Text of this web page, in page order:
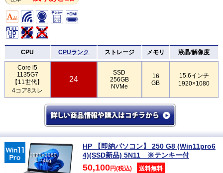
CPU CPUランク ストレージ メモリ 液晶/解像度
Core i5
1135G7
【11世代】
4コア8スレ
24
SSD
256GB
NVMe
16
GB
15.6インチ
1920×1080
1920×1080
1.74kg
HP 【即納パソコン】 250 G8 (Win11pro6
4)(SSD新品) 5N11 ※テンキー付
50,100円(税込) 送料無料